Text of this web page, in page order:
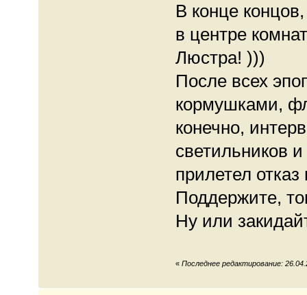
В конце
в центре
Люстра! )))
После всех
кормушками,
конечно,
светильников
прилетел
Поддержите,
Ну или
« Последнее редактирование: